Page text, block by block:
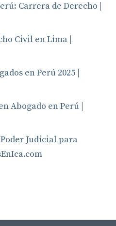
Carrera de Derecho |
Civil en Lima |
en Perú 2025 |
Abogado en Perú |
Judicial para